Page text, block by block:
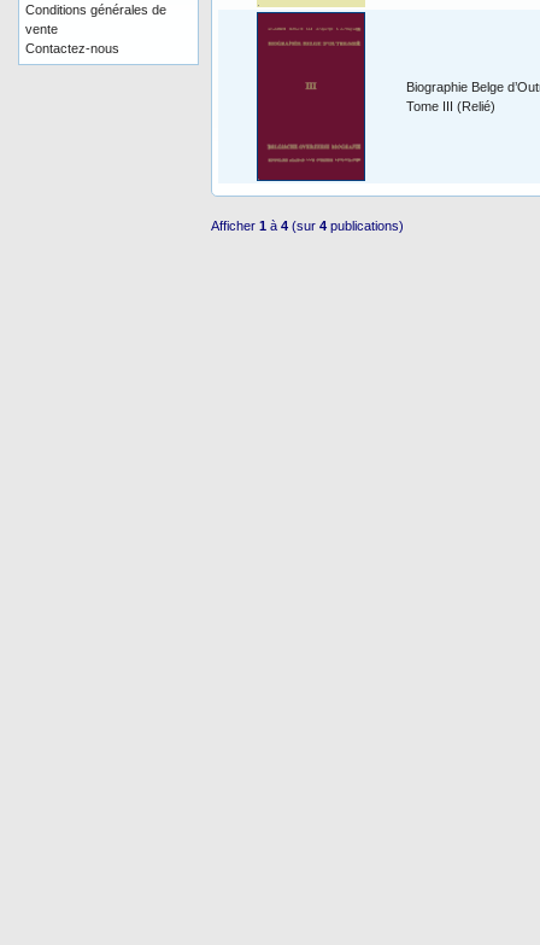
Biographie Belge
Tome III (Relié)
Afficher 1 à 4 (sur 4 publications)
Conditions générales de
vente
Contactez-nous